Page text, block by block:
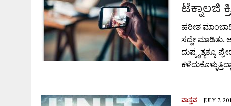
ಟೆಕ್ನಾಲಜಿ
ಹರೀಶ
ಸದ್ದೇ
ದುಷ್ಕೃತ್ಯಕ್ಕೂ
ವಾಸ್ತವ JULY 7,